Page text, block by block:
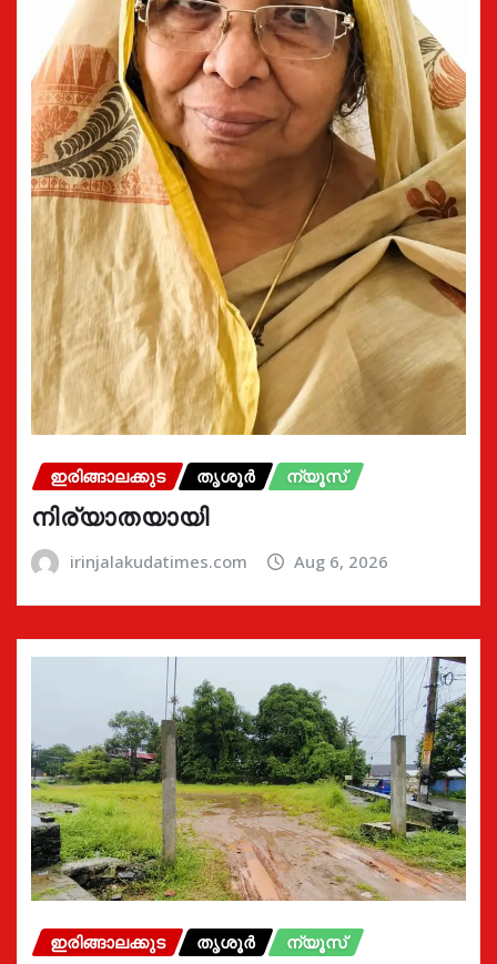
ഇരിങ്ങാലക്കുട തൃശൂർ ന്യൂസ്
നിര്യാതയായി
irinjalakudatimes.com Aug 6, 2026
ഇരിങ്ങാലക്കുട തൃശൂർ ന്യൂസ്